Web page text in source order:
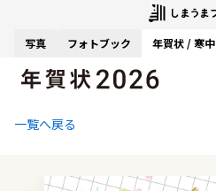
写真 フォトブック 年賀状 / 寒中
一覧へ戻る